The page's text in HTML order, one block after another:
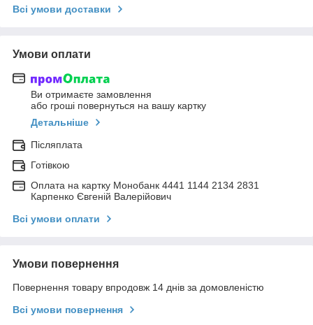
Всі умови доставки
Умови оплати
Ви отримаєте замовлення
або гроші повернуться на вашу картку
Детальніше
Післяплата
Готівкою
Оплата на картку Монобанк 4441 1144 2134 2831
Карпенко Євгеній Валерійович
Всі умови оплати
Умови повернення
Повернення товару впродовж 14 днів за домовленістю
Всі умови повернення